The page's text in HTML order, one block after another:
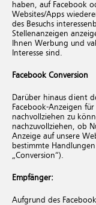
haben, auf Facebook
Websites/Apps
des Besuchs
Stellenanzeigen
Ihnen Werbung und
Interesse sind.
Facebook Conversion
Darüber hinaus dient
Facebook-Anzeigen
nachvollziehen zu
nachzuvollziehen, ob
Anzeige auf unsere
bestimmte
„Conversion“).
Empfänger:
Aufgrund des